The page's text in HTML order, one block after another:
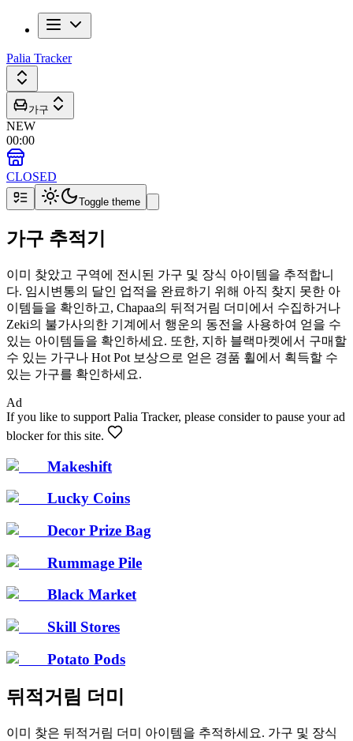
Palia Tracker
가구
NEW
00:00
CLOSED
Toggle theme
가구 추적기
이미 찾았고 구역에 전시된 가구 및 장식 아이템을 추적합니
다. 임시변통의 달인 업적을 완료하기 위해 아직 찾지 못한 아
이템들을 확인하고, Chapaa의 뒤적거림 더미에서 수집하거나
Zeki의 불가사의한 기계에서 행운의 동전을 사용하여 얻을 수
있는 아이템들을 확인하세요. 또한, 지하 블랙마켓에서 구매할
수 있는 가구나 Hot Pot 보상으로 얻은 경품 휠에서 획득할 수
있는 가구를 확인하세요.
Ad
If you like to support Palia Tracker, please consider to pause your ad
blocker for this site.
Makeshift
Lucky Coins
Decor Prize Bag
Rummage Pile
Black Market
Skill Stores
Potato Pods
뒤적거림 더미
이미 찾은 뒤적거림 더미 아이템을 추적하세요. 가구 및 장식